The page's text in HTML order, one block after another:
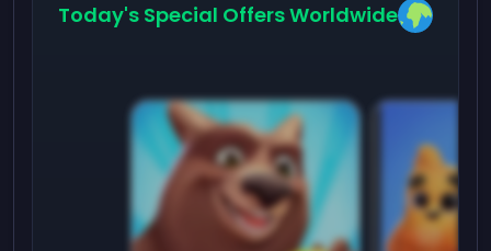
Today's Special Offers Worldwide